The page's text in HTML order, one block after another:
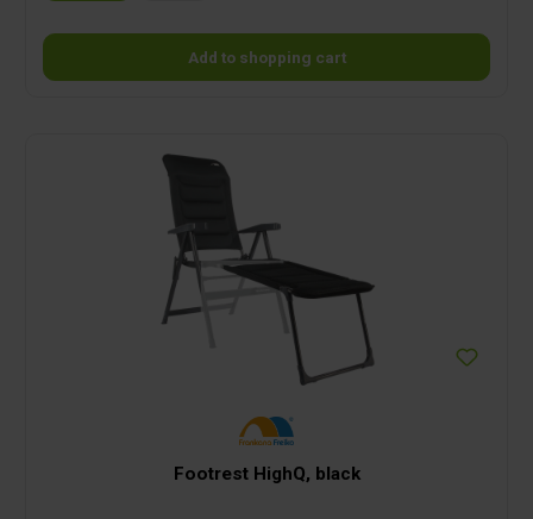
Add to shopping cart
Footrest HighQ, black